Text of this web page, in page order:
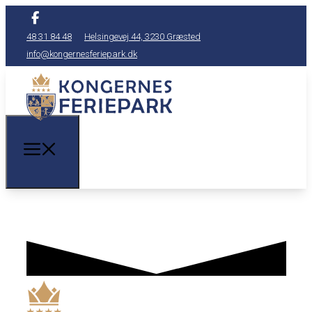
48 31 84 48
Helsingevej 44, 3230 Græsted
info@kongernesferiepark.dk